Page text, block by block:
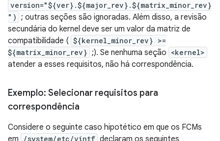
version="${ver}.${major_rev}.${matrix_minor_rev}
") ; outras seções são ignoradas. Além disso, a revisão
secundária do kernel deve ser um valor da matriz de
compatibilidade ( ${kernel_minor_rev} >=
${matrix_minor_rev} ;). Se nenhuma seção <kernel>
atender a esses requisitos, não há correspondência.
Exemplo: Selecionar requisitos para
correspondência
Considere o seguinte caso hipotético em que os FCMs
em
/system/etc/vintf declaram os seguintes